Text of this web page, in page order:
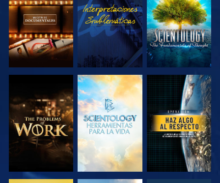
SERIES
SERIES
EXPLORA LAS
SERIES
EXPLORA LAS
SERIES
VE